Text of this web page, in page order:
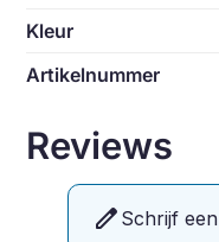
Kleur
Artikelnummer
Reviews
edit Schrijf een